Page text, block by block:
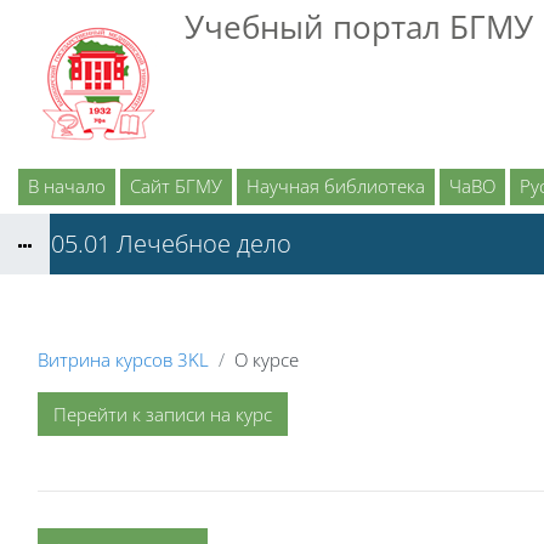
Перейти к основному содержаниюУчебный портал БГМУ
В начало Сайт БГМУ Научная библиотека ЧаВО
31.05.01 Лечебное дело
Витрина курсов 3KL О курсе
Перейти к записи на курс